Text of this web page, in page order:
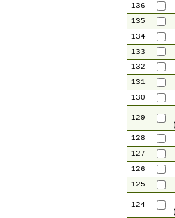
136
135
134
133
132
131
130
129
128
127
126
125
124